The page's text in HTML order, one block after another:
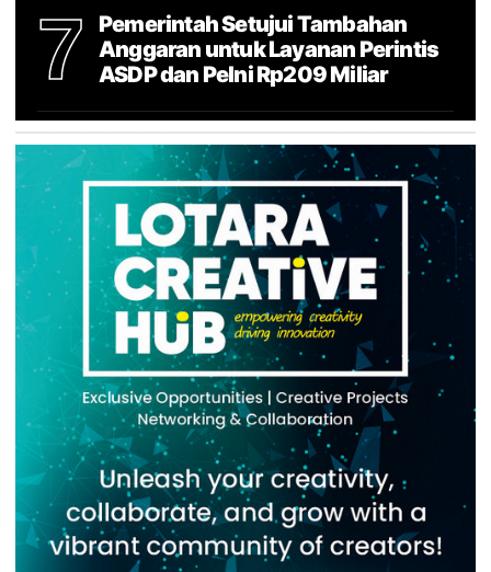
7
Pemerintah Setujui Tambahan
Anggaran untuk Layanan Perintis
ASDP dan Pelni Rp209 Miliar